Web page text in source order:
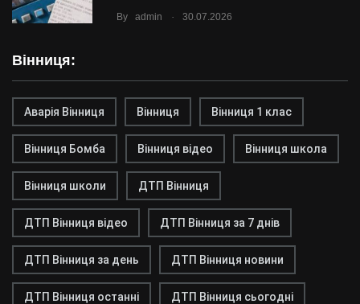
By admin . 30.07.2026
Вінниця:
Аварія Вінниця Вінниця Вінниця 1 клас
Вінниця Бомба Вінниця відео Вінниця школа
Вінниця школи ДТП Вінниця
ДТП Вінниця відео ДТП Вінниця за 7 днів
ДТП Вінниця за день ДТП Вінниця новини
ДТП Вінниця останні ДТП Вінниця сьогодні